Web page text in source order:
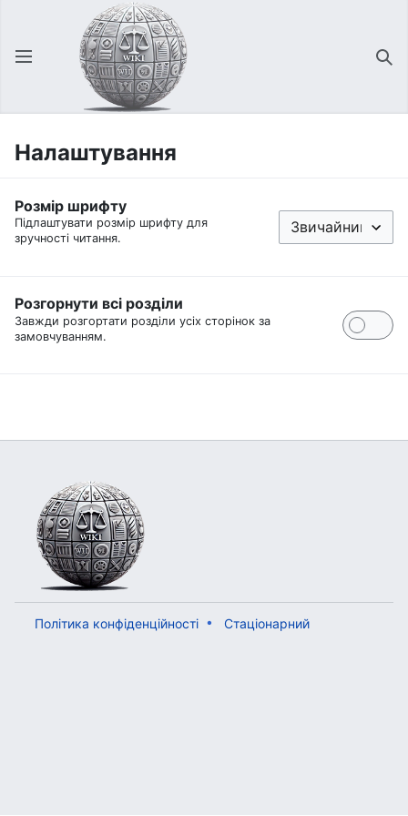
Відкрити головне меню
Налаштування
Розмір шрифту
Підлаштувати розмір шрифту для
зручності читання.
Розгорнути всі розділи
Завжди розгортати розділи усіх сторінок за
замовчуванням.
Політика конфіденційності Стаціонарний